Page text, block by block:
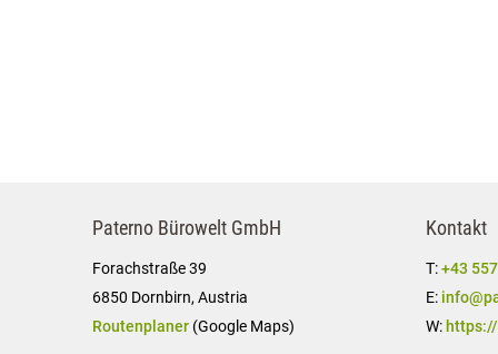
Paterno Bürowelt GmbH
Forachstraße 39
6850 Dornbirn, Austria
Routenplaner (Google Maps)
Kontakt
T:+43
E:
W: